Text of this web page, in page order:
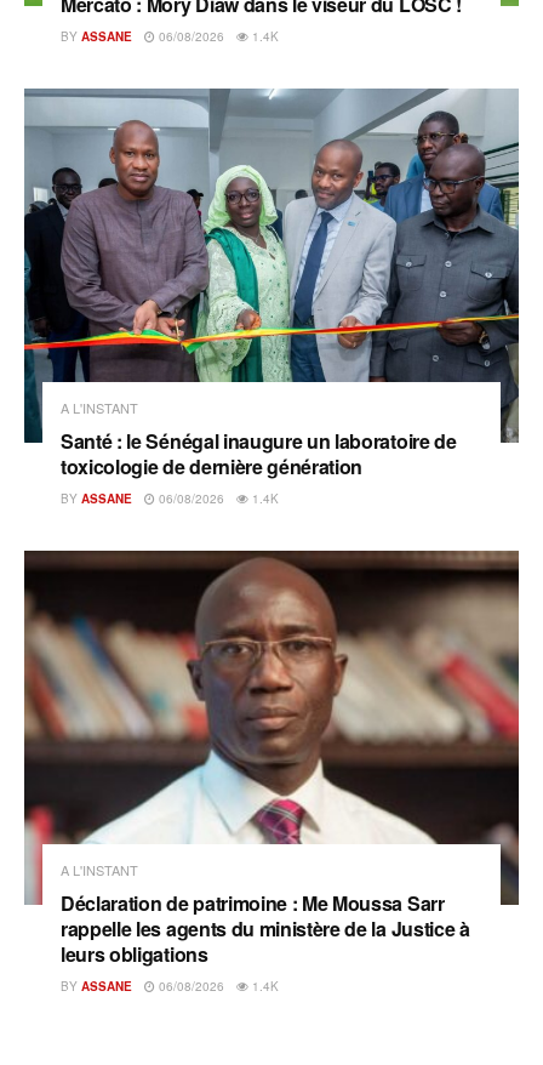
BY ASSANE 06/08/2026 1.4K
A L'INSTANT
Santé : le Sénégal inaugure un laboratoire de
toxicologie de dernière génération
BY ASSANE 06/08/2026 1.4K
A L'INSTANT
Déclaration de patrimoine : Me Moussa Sarr
rappelle les agents du ministère de la Justice à
leurs obligations
BY ASSANE 06/08/2026 1.4K